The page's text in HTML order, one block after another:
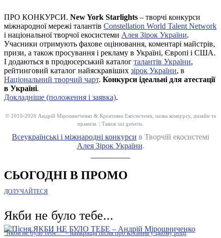
ПРО КОНКУРСИ. New York Starlights – творчі конкурси
міжнародної мережі талантів Constellation World Talent Network
і національної творчої екосистеми Алея Зірок України.
Учасники отримують фахове оцінювання, коментарі майстрів,
призи, а також просування і рекламу в Україні, Європі і США.
І додаються в продюсерський каталог талантів України,
рейтинговий каталог найяскравіших зірок України, в
Національний творчий чарт. Конкурси ідеальні для атестації
в Україні.
Докладніше (положення і заявка).
© 2010-2026 Андрій Мірошниченко & Креативні Екосистеми, назва конкурсу, дизайн та
правила. | Також sui generis.
Всеукраїнські і міжнародні конкурси в Творчій екосистемі
Алея Зірок України.
СЬОГОДНІ В ПРОМО
ДОЛУЧАЙТЕСЯ
Якби не було тебе...
"Якби не було тебе..." – найкраща пісня про кохання у цьому році